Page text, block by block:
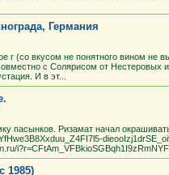
Германия
г (со вкусом не понятного вином не
с Солярисом от
И в эт...
пасынков. Ризамат начал
1985)